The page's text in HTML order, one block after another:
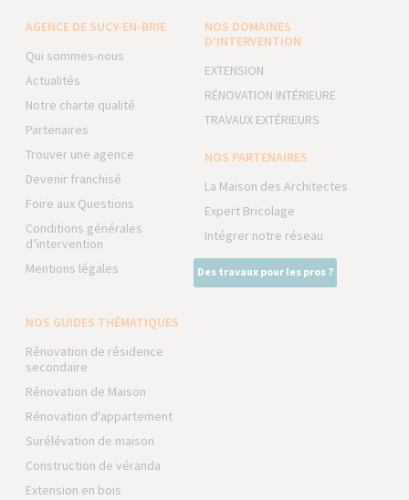
AGENCE DE SUCY-EN-BRIE
Qui sommes-nous
Actualités
Notre charte qualité
Partenaires
Trouver une agence
Devenir franchisé
Foire aux Questions
Conditions générales
d’intervention
Mentions légales
NOS DOMAINES
D’INTERVENTION
EXTENSION
RÉNOVATION INTÉRIEURE
TRAVAUX EXTÉRIEURS
NOS PARTENAIRES
La Maison des Architectes
Expert Bricolage
Intégrer notre réseau
Des travaux pour les pros ?
NOS GUIDES THÉMATIQUES
Rénovation de résidence
secondaire
Rénovation de Maison
Rénovation d'appartement
Surélévation de maison
Construction de véranda
Extension en bois